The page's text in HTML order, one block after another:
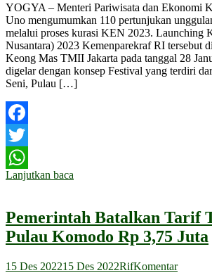
YOGYA – Menteri Pariwisata dan Ekonomi
Uno mengumumkan 110 pertunjukan
melalui proses kurasi KEN 2023. Launching
Nusantara) 2023 Kemenparekraf RI tersebut
Keong Mas TMII Jakarta pada tanggal 28
digelar dengan konsep Festival yang terdiri
Seni, Pulau […]
Facebook
Twitter
WhatsApp
Lanjutkan baca
Pemerintah Batalkan Tarif
Pulau Komodo Rp 3,75 Juta
15 Des 202215 Des 2022RifKomentar